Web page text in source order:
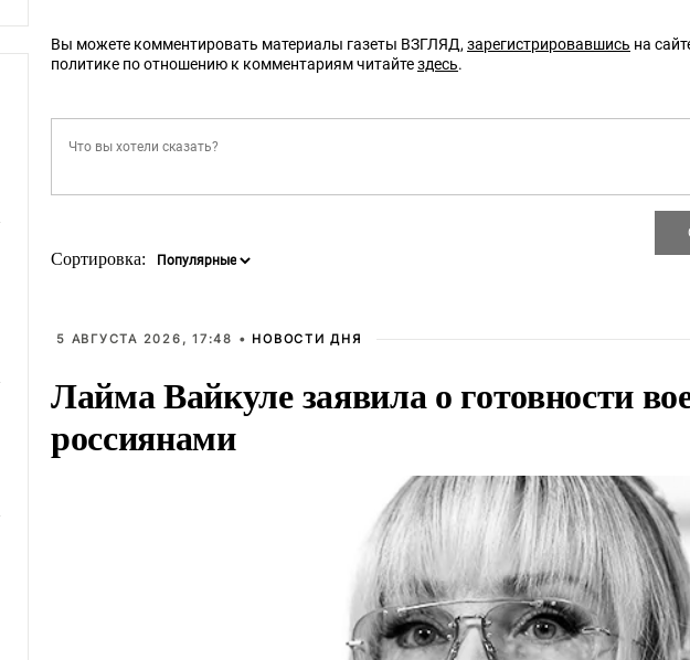
Вы можете комментировать материалы газеты ВЗГЛЯД, зарегистрировавшись на
политике по отношению к комментариям читайтездесь.
Сортировка:
5 АВГУСТА 2026, 17:48 • НОВОСТИ ДНЯ
Лайма Вайкуле заявила о готовности
россиянами